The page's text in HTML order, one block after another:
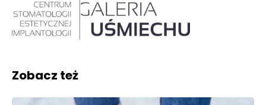
Zobacz też